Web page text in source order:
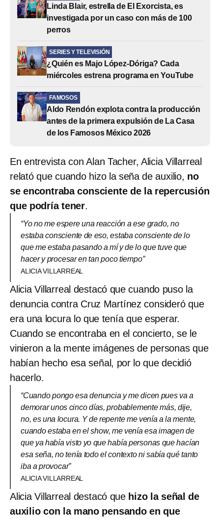
Linda Blair, estrella de El Exorcista, es
investigada por un caso con más de 100
perros
SERIES Y TELEVISIÓN
¿Quién es Majo López-Dóriga? Cada
miércoles estrena programa en YouTube
FAMOSOS
Aldo Rendón explota contra la producción
antes de la primera expulsión de La Casa
de los Famosos México 2026
En entrevista con Alan Tacher, Alicia Villarreal
relató que cuando hizo la seña de auxilio, no
se encontraba consciente de la repercusión
que podría tener.
“Yo no me espere una reacción a ese grado, no
estaba consciente de eso, estaba consciente de lo
que me estaba pasando a mí y de lo que tuve que
hacer y procesar en tan poco tiempo”
ALICIA VILLARREAL
Alicia Villarreal destacó que cuando puso la
denuncia contra Cruz Martínez consideró que
era una locura lo que tenía que esperar.
Cuando se encontraba en el concierto, se le
vinieron a la mente imágenes de personas que
habían hecho esa señal, por lo que decidió
hacerlo.
“Cuando pongo esa denuncia y me dicen pues va a
demorar unos cinco días, probablemente más, dije,
no, es una locura. Y de repente me venía a la mente,
cuando estaba en el show, me venía esa imagen de
que ya había visto yo que había personas que hacían
esa seña, no tenía todo el contexto ni sabía qué tanto
iba a provocar”
ALICIA VILLARREAL
Alicia Villarreal destacó que hizo la señal de
auxilio con la mano pensando en que